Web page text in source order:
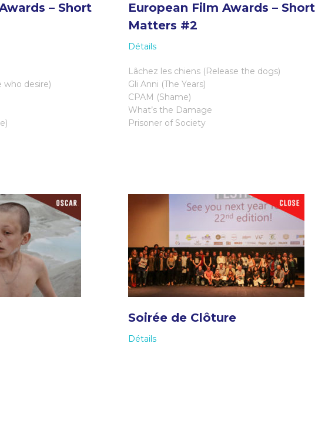
– Short
who desire)
European Film Awards – Short
Matters #2
Détails
Lâchez les chiens (Release the dogs)
Gli Anni (The Years)
СРАМ (Shame)
What’s the Damage
Prisoner of Society
Soirée de Clôture
Détails